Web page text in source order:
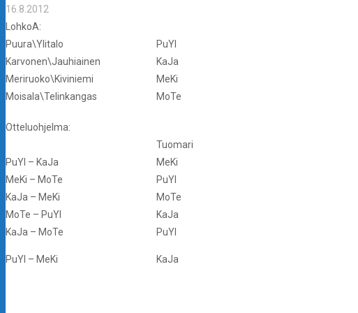
16.8.2012
LohkoA:
Puura\Ylitalo
PuYl
Karvonen\Jauhiainen
KaJa
Meriruoko\Kiviniemi
MeKi
Moisala\Telinkangas
MoTe
Otteluohjelma:
Tuomari
PuYl – KaJa
MeKi
MeKi – MoTe
PuYl
KaJa – MeKi
MoTe
MoTe – PuYl
KaJa
KaJa – MoTe
PuYl
PuYl – MeKi KaJa